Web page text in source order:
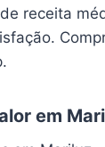
receita
em